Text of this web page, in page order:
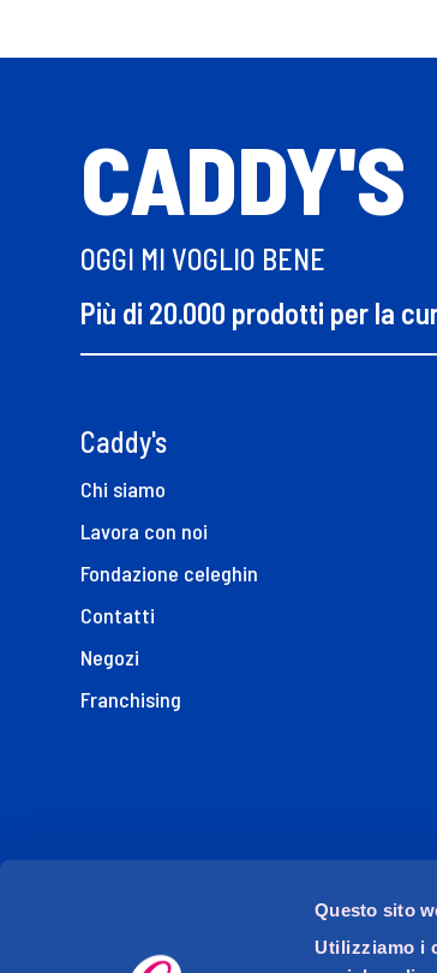
Questo sito
Utilizziamo i
CADDY'S
OGGI MI VOGLIO BENE
Più di 20.000 prodotti per la
Caddy's
Chi siamo
Lavora con noi
Fondazione celeghin
Contatti
Negozi
Franchising